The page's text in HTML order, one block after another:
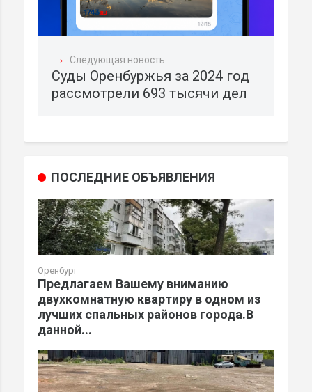
→ Следующая новость:
Суды Оренбуржья за 2024 год
рассмотрели 693 тысячи дел
ПОСЛЕДНИЕ ОБЪЯВЛЕНИЯ
Оренбург
Предлагаем Вашему вниманию
двухкомнатную квартиру в одном из
лучших спальных районов города.В
данной...